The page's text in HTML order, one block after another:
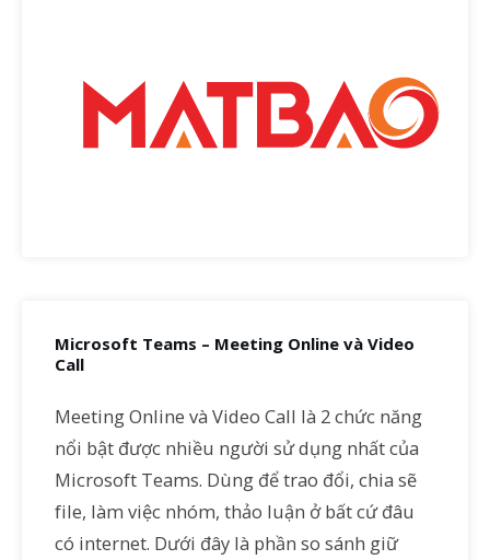
Microsoft Teams – Meeting Online và Video
Call
Meeting Online và Video Call là 2 chức năng
nổi bật được nhiều người sử dụng nhất của
Microsoft Teams. Dùng để trao đổi, chia sẽ
file, làm việc nhóm, thảo luận ở bất cứ đâu
có internet. Dưới đây là phần so sánh giữ